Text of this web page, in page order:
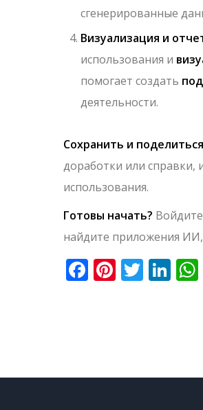
сгенерированные
Визуализация и
использования и
помогает создать
деятельности.
Сохранить и
доработки или справки,
использования.
Готовы начать?
найдите приложения ИИ,
Facebook